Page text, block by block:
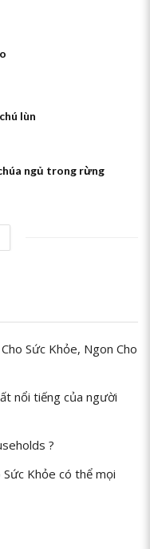
lùn
ngủ trong rừng
Sức Khỏe, Ngon Cho
nổi tiếng của người
?
Khỏe có thể mọi